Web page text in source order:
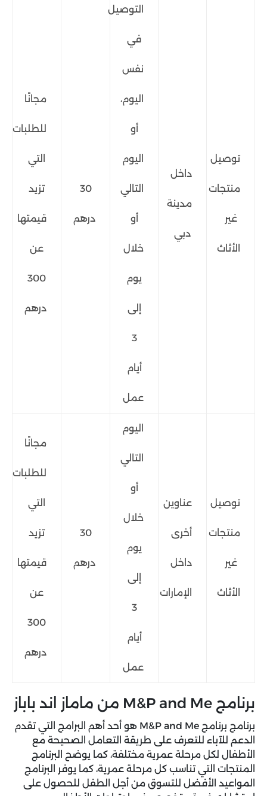
توصيل
منتجات
غير
الأثاث
داخل
مدينة
دبي
التوصيل
في
نفس
اليوم،
أو
اليوم
التالي
أو
خلال
يوم
إلى
3
أيام
عمل
30
درهم
مجانًا
للطلبات
التي
تزيد
قيمتها
عن
300
درهم
توصيل
منتجات
غير
الأثاث
عناوين
أخرى
داخل
الإمارات
اليوم
التالي
أو
خلال
يوم
إلى
3
أيام
عمل
30
درهم
مجانًا
للطلبات
التي
تزيد
قيمتها
عن
300
درهم
برنامج M&P and Me من ماماز اند باباز
برنامج برنامج M&P and Me هو أحد أهم البرامج التي تقدم
الدعم للآباء للتعرف على طريقة التعامل الصحيحة مع
الأطفال لكل مرحلة عمرية مختلفة، كما يوضح البرنامج
المنتجات التي تناسب كل مرحلة عمرية، كما يوفر البرنامج
المواعيد الأفضل للتسوق من أجل الطفل للحصول على